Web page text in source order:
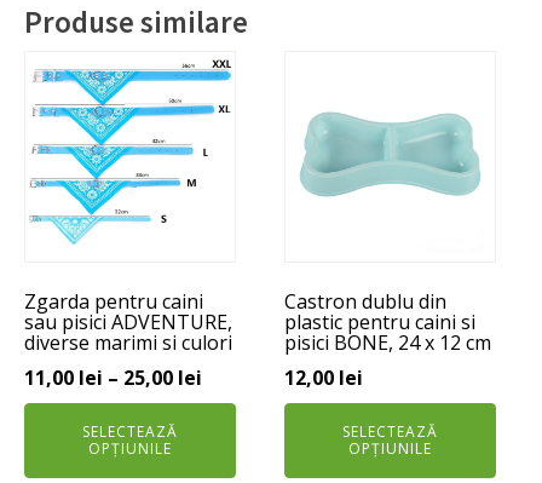
Produse similare
Zgarda pentru caini
sau pisici ADVENTURE,
diverse marimi si culori
11,00 lei – 25,00 lei
de
SELECTEAZĂ
OPȚIUNILE
Acest
produs
are
mai
multe
variații.
Opțiunile
fi
alese
în
pagina
produsului.
Castron dublu din
plastic pentru caini si
pisici BONE, 24 x 12 cm
12,00 lei
SELECTEAZĂ
OPȚIUNILE
are
mai
multe
fi
alese
în
pagina
produsului.